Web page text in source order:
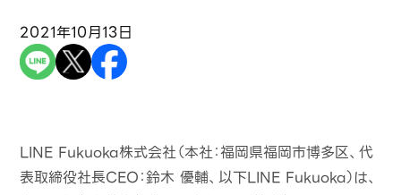
2021年10月13日
LINE Fukuoka株式会社（本社：福岡県福岡市博多区、代
表取締役社長CEO：鈴木 優輔、以下LINE Fukuoka）は、